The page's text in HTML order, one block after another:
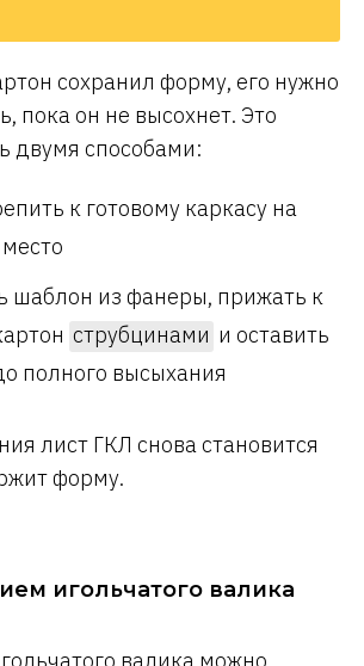
сохранил форму, его нужно
пока он не высохнет. Это
двумя способами:
к готовому каркасу на
шаблон из фанеры, прижать к
струбцинами и оставить
полного высыхания
лист ГКЛ снова становится
форму.
игольчатого валика